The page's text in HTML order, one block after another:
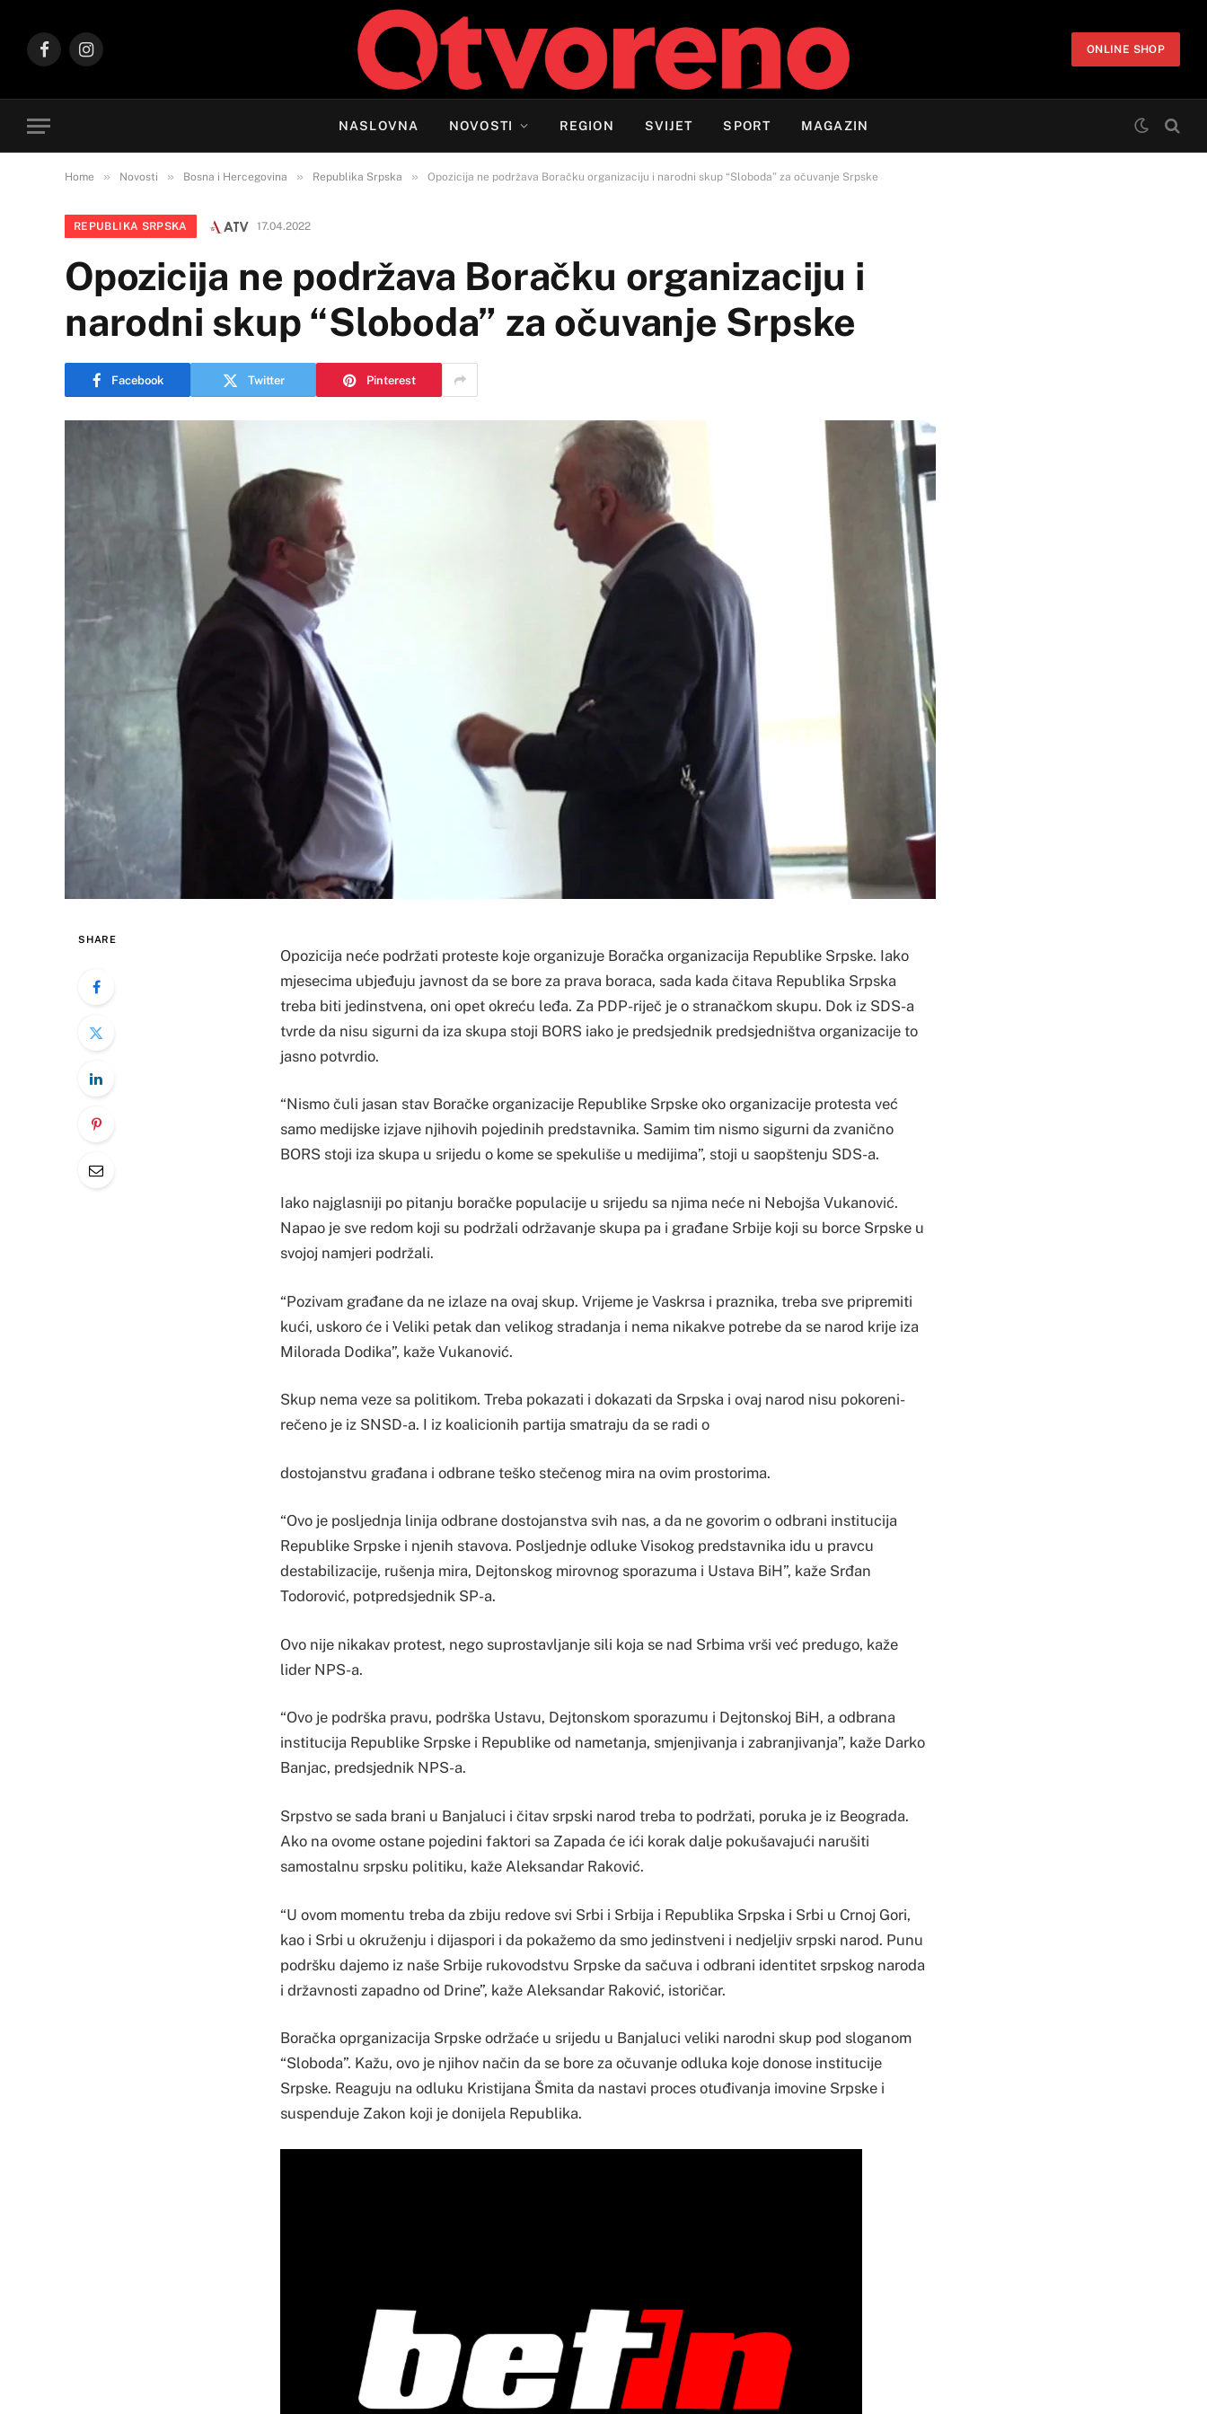
FacebookInstagram
ONLINE SHOP
NASLOVNA NOVOSTI REGION SVIJET SPORT MAGAZIN
Home » Novosti » Bosna i Hercegovina » Republika Srpska » Opozicija ne podržava Boračku organizaciju i narodni skup “Sloboda” za očuvanje Srpske
REPUBLIKA SRPSKA 17.04.2022
Opozicija ne podržava Boračku organizaciju i
narodni skup “Sloboda” za očuvanje Srpske
Facebook Twitter Pinterest
SHARE
Opozicija neće podržati proteste koje organizuje Boračka organizacija Republike Srpske. Iako
mjesecima ubjeđuju javnost da se bore za prava boraca, sada kada čitava Republika Srpska
treba biti jedinstvena, oni opet okreću leđa. Za PDP-riječ je o stranačkom skupu. Dok iz SDS-a
tvrde da nisu sigurni da iza skupa stoji BORS iako je predsjednik predsjedništva organizacije to
jasno potvrdio.
“Nismo čuli jasan stav Boračke organizacije Republike Srpske oko organizacije protesta već
samo medijske izjave njihovih pojedinih predstavnika. Samim tim nismo sigurni da zvanično
BORS stoji iza skupa u srijedu o kome se spekuliše u medijima”, stoji u saopštenju SDS-a.
Iako najglasniji po pitanju boračke populacije u srijedu sa njima neće ni Nebojša Vukanović.
Napao je sve redom koji su podržali održavanje skupa pa i građane Srbije koji su borce Srpske u
svojoj namjeri podržali.
“Pozivam građane da ne izlaze na ovaj skup. Vrijeme je Vaskrsa i praznika, treba sve pripremiti
kući, uskoro će i Veliki petak dan velikog stradanja i nema nikakve potrebe da se narod krije iza
Milorada Dodika”, kaže Vukanović.
Skup nema veze sa politikom. Treba pokazati i dokazati da Srpska i ovaj narod nisu pokoreni-
rečeno je iz SNSD-a. I iz koalicionih partija smatraju da se radi o
dostojanstvu građana i odbrane teško stečenog mira na ovim prostorima.
“Ovo je posljednja linija odbrane dostojanstva svih nas, a da ne govorim o odbrani institucija
Republike Srpske i njenih stavova. Posljednje odluke Visokog predstavnika idu u pravcu
destabilizacije, rušenja mira, Dejtonskog mirovnog sporazuma i Ustava BiH”, kaže Srđan
Todorović, potpredsjednik SP-a.
Ovo nije nikakav protest, nego suprostavljanje sili koja se nad Srbima vrši već predugo, kaže
lider NPS-a.
“Ovo je podrška pravu, podrška Ustavu, Dejtonskom sporazumu i Dejtonskoj BiH, a odbrana
institucija Republike Srpske i Republike od nametanja, smjenjivanja i zabranjivanja”, kaže Darko
Banjac, predsjednik NPS-a.
Srpstvo se sada brani u Banjaluci i čitav srpski narod treba to podržati, poruka je iz Beograda.
Ako na ovome ostane pojedini faktori sa Zapada će ići korak dalje pokušavajući narušiti
samostalnu srpsku politiku, kaže Aleksandar Raković.
“U ovom momentu treba da zbiju redove svi Srbi i Srbija i Republika Srpska i Srbi u Crnoj Gori,
kao i Srbi u okruženju i dijaspori i da pokažemo da smo jedinstveni i nedjeljiv srpski narod. Punu
podršku dajemo iz naše Srbije rukovodstvu Srpske da sačuva i odbrani identitet srpskog naroda
i državnosti zapadno od Drine”, kaže Aleksandar Raković, istoričar.
Boračka oprganizacija Srpske održaće u srijedu u Banjaluci veliki narodni skup pod sloganom
“Sloboda”. Kažu, ovo je njihov način da se bore za očuvanje odluka koje donose institucije
Srpske. Reaguju na odluku Kristijana Šmita da nastavi proces otuđivanja imovine Srpske i
suspenduje Zakon koji je donijela Republika.